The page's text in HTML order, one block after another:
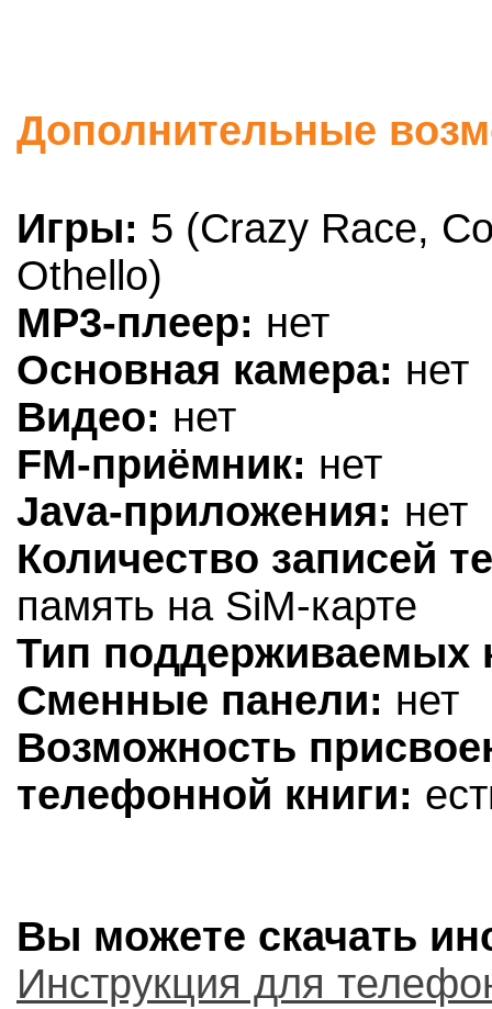
Дополнительные
Игры: 5 (Crazy Race,
Othello)
MP3-плеер: нет
Основная камера: нет
Видео: нет
FM-приёмник: нет
Java-приложения: нет
Количество записей
память на SiM-карте
Тип поддерживаемых
Сменные панели: нет
Возможность
телефонной книги:
Вы можете скачать
Инструкция для